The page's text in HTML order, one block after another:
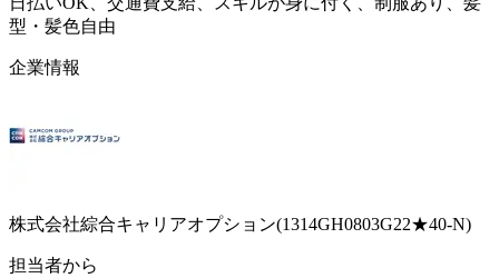
型・髪色自由
企業情報
株式会社綜合キャリアオプション(1314GH0803G22★40-N)
担当者から